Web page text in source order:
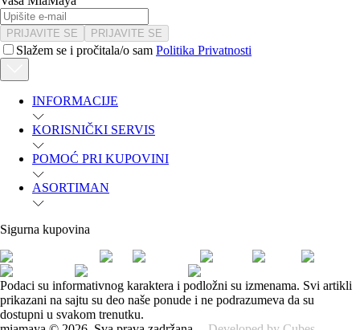
PRIJAVITE SE PRIJAVITE SE
Slažem se i pročitala/o sam Politika Privatnosti
INFORMACIJE
KORISNIČKI SERVIS
POMOĆ PRI KUPOVINI
ASORTIMAN
Sigurna kupovina
Podaci su informativnog karaktera i podložni su izmenama. Svi artikli
prikazani na sajtu su deo naše ponude i ne podrazumeva da su
dostupni u svakom trenutku.